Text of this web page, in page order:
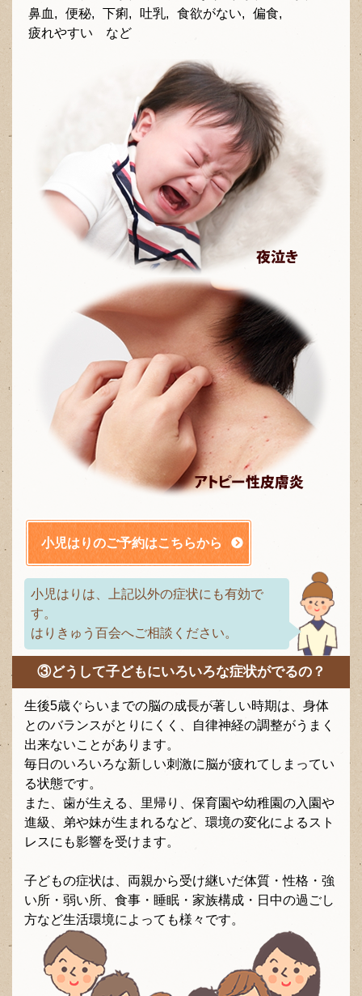
鼻血,
便秘, 下痢, 吐乳, 食欲がない,
偏食,
疲れやすい など
小児はりのご予約はこちらから
小児はりは、上記以外の症状にも有効で
す。
はりきゅう百会へご相談ください。
③どうして子どもにいろいろな症状がでるの？
生後5歳ぐらいまでの脳の成長が著しい時期は、身体
とのバランスがとりにくく、自律神経の調整がうまく
出来ないことがあります。
毎日のいろいろな新しい刺激に脳が疲れてしまってい
る状態です。
また、歯が生える、里帰り、保育園や幼稚園の入園や
進級、弟や妹が生まれるなど、環境の変化によるスト
レスにも影響を受けます。
子どもの症状は、両親から受け継いだ体質・性格・強
い所・弱い所、食事・睡眠・家族構成・日中の過ごし
方など生活環境によっても様々です。